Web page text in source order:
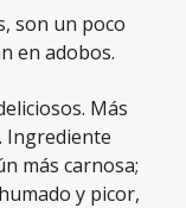
son un poco
en adobos.
Más
Ingrediente
más carnosa;
y picor,